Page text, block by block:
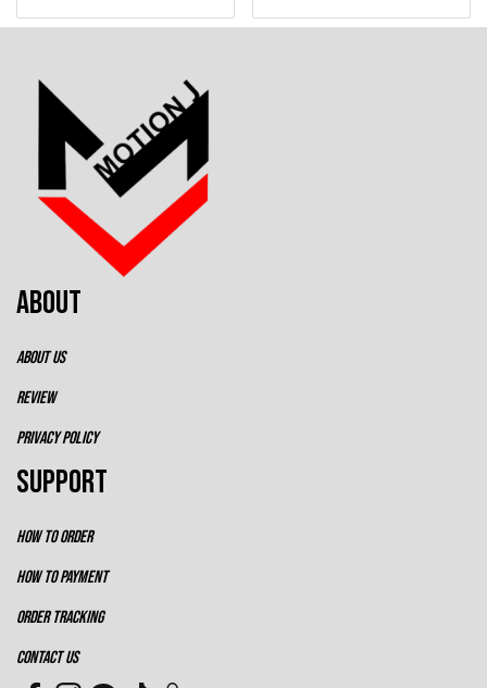
ABOUT
ABOUT US
REVIEW
PRIVACY POLICY
SUPPORT
HOW TO ORDER
HOW TO PAYMENT
ORDER TRACKING
CONTACT US